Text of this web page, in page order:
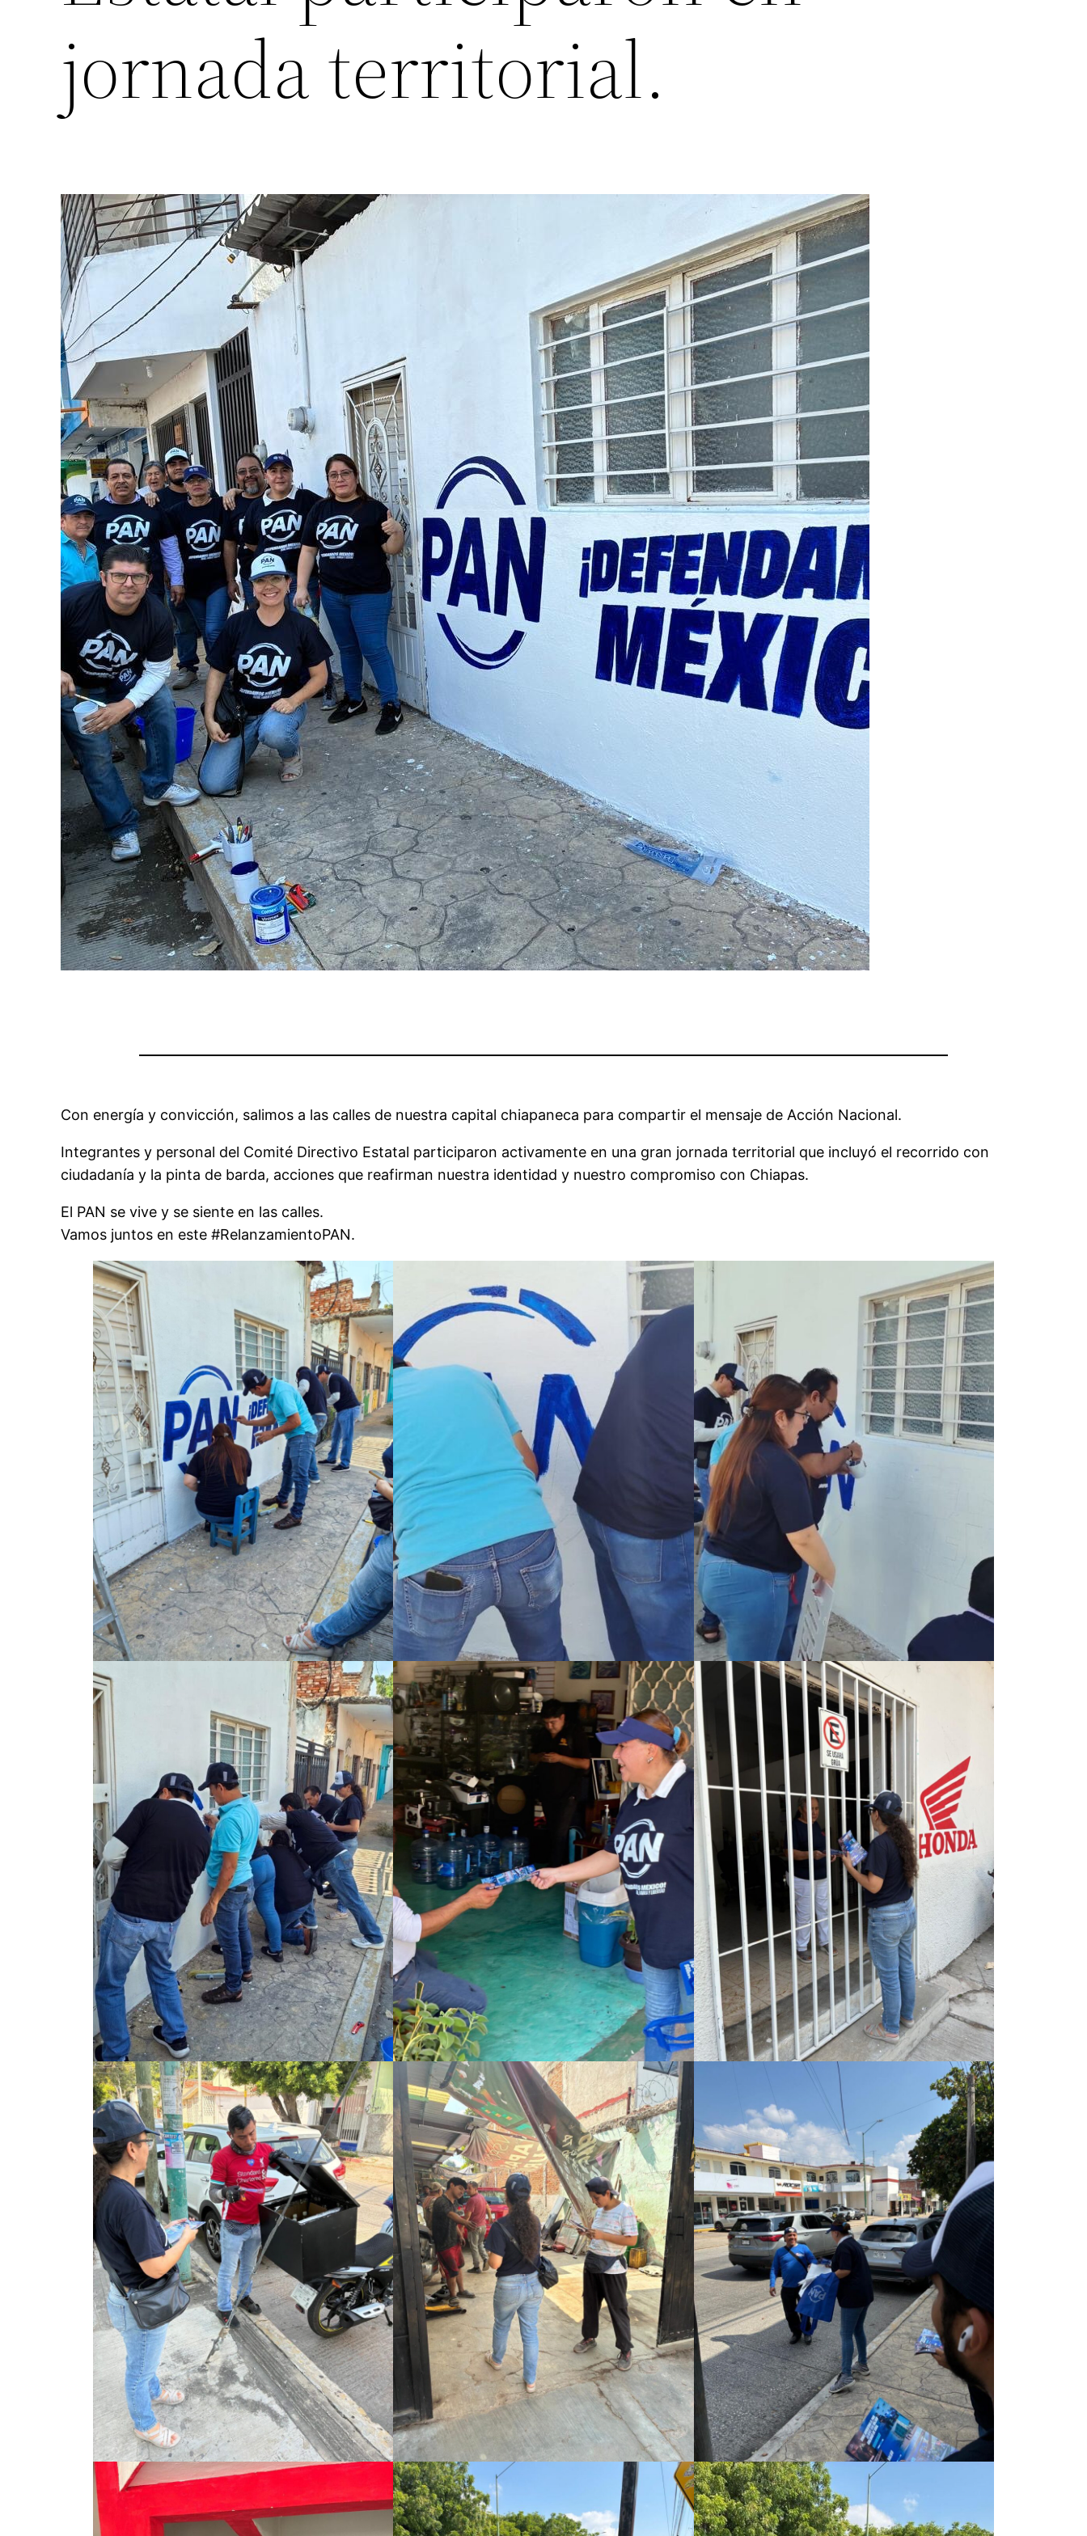
jornada territorial.
Con energía y convicción, salimos a las calles de nuestra capital chiapaneca para compartir el mensaje de Acción Nacional.
Integrantes y personal del Comité Directivo Estatal participaron activamente en una gran jornada territorial que incluyó el recorrido con
ciudadanía y la pinta de barda, acciones que reafirman nuestra identidad y nuestro compromiso con Chiapas.
El PAN se vive y se siente en las calles.
Vamos juntos en este #RelanzamientoPAN.